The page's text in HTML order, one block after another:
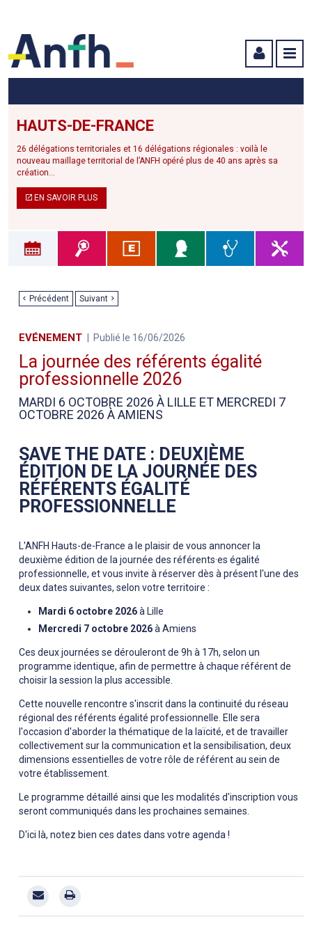
HAUTS-DE-FRANCE
26 délégations territoriales et 16 délégations régionales : voilà le
nouveau maillage territorial de l’ANFH opéré plus de 40 ans après sa
création...
EN SAVOIR PLUS
Précédent Suivant
EVÉNEMENT Publié le 16/06/2026
La journée des référents égalité
professionnelle 2026
MARDI 6 OCTOBRE 2026 À LILLE ET MERCREDI 7
OCTOBRE 2026 À AMIENS
SAVE THE DATE : DEUXIÈME
ÉDITION DE LA JOURNÉE DES
RÉFÉRENTS ÉGALITÉ
PROFESSIONNELLE
L'ANFH Hauts-de-France a le plaisir de vous annoncer la
deuxième édition de la journée des référents·es égalité
professionnelle, et vous invite à réserver dès à présent l'une des
deux dates suivantes, selon votre territoire :
Mardi 6 octobre 2026à Lille
Mercredi 7 octobre 2026à Amiens
Ces deux journées se dérouleront de 9h à 17h, selon un
programme identique, afin de permettre à chaque référent de
choisir la session la plus accessible.
Cette nouvelle rencontre s'inscrit dans la continuité du réseau
régional des référents égalité professionnelle. Elle sera
l'occasion d'aborder la thématique de la laïcité, et de travailler
collectivement sur la communication et la sensibilisation, deux
dimensions essentielles de votre rôle de référent au sein de
votre établissement.
Le programme détaillé ainsi que les modalités d'inscription vous
seront communiqués dans les prochaines semaines.
D'ici là, notez bien ces dates dans votre agenda !